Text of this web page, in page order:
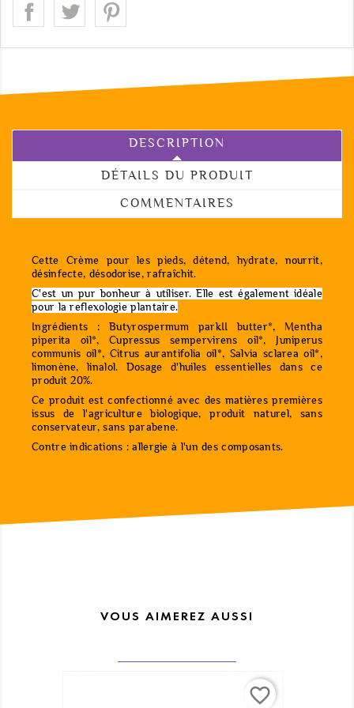
DESCRIPTION
DÉTAILS DU PRODUIT
COMMENTAIRES
Cette Crème pour les pieds, détend, hydrate, nourrit,
désinfecte, désodorise, rafraîchit.
C'est un pur bonheur à utiliser. Elle est également idéale
pour la reflexologie plantaire.
Ingrédients : Butyrospermum parkII butter*, Mentha
piperita oil*, Cupressus sempervirens oil*, Juniperus
communis oil*, Citrus aurantifolia oil*, Salvia sclarea oil*,
limonène, linalol. Dosage d'huiles essentielles dans ce
produit 20%.
Ce produit est confectionné avec des matières premières
issus de l'agriculture biologique, produit naturel, sans
conservateur, sans parabene.
Contre indications : allergie à l'un des composants.
VOUS AIMEREZ AUSSI
favorite_border